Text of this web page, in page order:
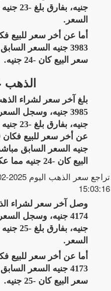
جنيه،
السعر.
3983 جنيه السعر
سعر البيع كان -24 جنيه.
الذهب
جنيه،
جنيه السعر السابق
البيع كان -24 جنيه مما عكس انخفاضا.
15:03:16
جنيه،
السعر.
4173 جنيه السعر
سعر البيع كان -25 جنيه.